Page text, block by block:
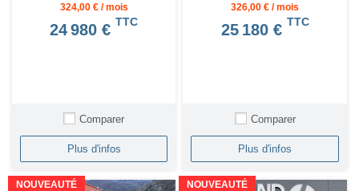
324,00 € / mois
24 980 € TTC
Comparer
Plus d'infos
326,00 € / mois
25 180 € TTC
Comparer
Plus d'infos
NOUVEAUTÉ NOUVEAUTÉ